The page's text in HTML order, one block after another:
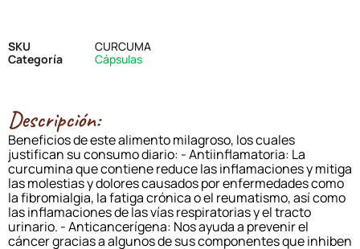
SKU
CURCUMA
Categoría
Cápsulas
Descripción:
Beneficios de este alimento milagroso, los cuales
justifican su consumo diario: - Antiinflamatoria: La
curcumina que contiene reduce las inflamaciones y mitiga
las molestias y dolores causados por enfermedades como
la fibromialgia, la fatiga crónica o el reumatismo, así como
las inflamaciones de las vías respiratorias y el tracto
urinario. - Anticancerígena: Nos ayuda a prevenir el
cáncer gracias a algunos de sus componentes que inhiben